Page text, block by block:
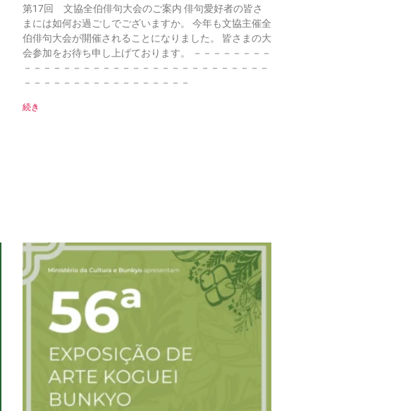
第17回 文協全伯俳句大会のご案内 俳句愛好者の皆さ
まには如何お過ごしでございますか。 今年も文協主催全
伯俳句大会が開催されることになりました。 皆さまの大
会参加をお待ち申し上げております。 －－－－－－－－
－－－－－－－－－－－－－－－－－－－－－－－－－
－－－－－－－－－－－－－－－－－
続き